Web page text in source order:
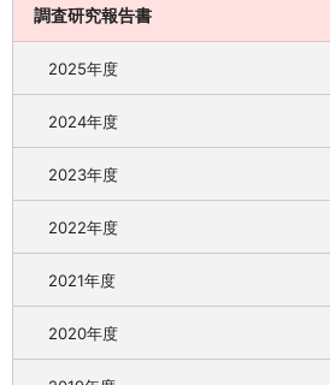
調査研究報告書
2025年度
2024年度
2023年度
2022年度
2021年度
2020年度